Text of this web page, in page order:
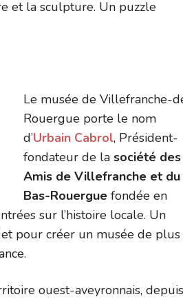
et la sculpture. Un puzzle
Le musée de Villefranche-
Rouergue porte le nom
d’Urbain Cabrol, Président-
fondateur de la société des
Amis de Villefranche et du
Bas-Rouergue fondée en
sur l’histoire locale. Un
pour créer un musée de plus
ouest-aveyronnais, depuis